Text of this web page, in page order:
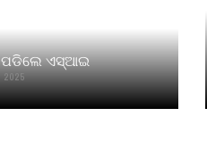
ପଡିଲେ ଏସ୍‍ଆଇ
2025